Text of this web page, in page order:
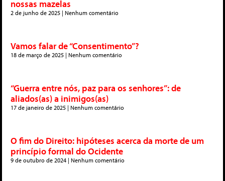
nossas mazelas
2 de junho de 2025 Nenhum comentário
Vamos falar de “Consentimento”?
18 de março de 2025 Nenhum comentário
“Guerra entre nós, paz para os senhores”: de
aliados(as) a inimigos(as)
17 de janeiro de 2025 Nenhum comentário
O fim do Direito: hipóteses acerca da morte de um
princípio formal do Ocidente
9 de outubro de 2024 Nenhum comentário